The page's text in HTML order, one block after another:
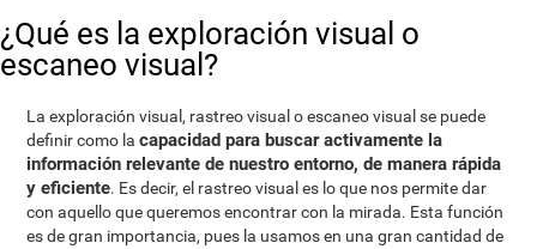
¿Qué es la exploración visual o
escaneo visual?
La exploración visual, rastreo visual o escaneo visual se puede
definir como lacapacidad para buscar activamente la
información relevante de nuestro entorno, de manera rápida
y eficiente. Es decir, el rastreo visual es lo que nos permite dar
con aquello que queremos encontrar con la mirada. Esta función
es de gran importancia, pues la usamos en una gran cantidad de